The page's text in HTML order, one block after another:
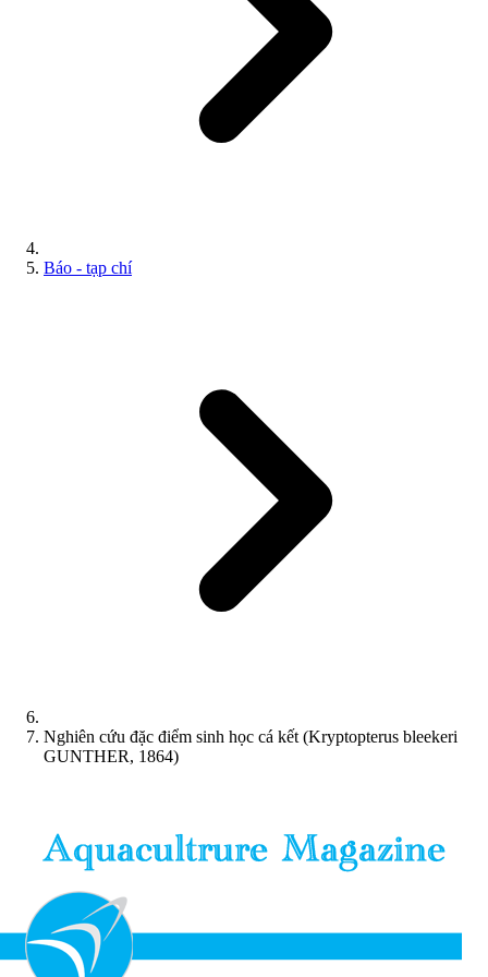
Báo - tạp chí
Nghiên cứu đặc điểm sinh học cá kết (Kryptopterus bleekeri
GUNTHER, 1864)